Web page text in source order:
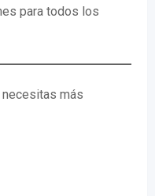
para todos los
más